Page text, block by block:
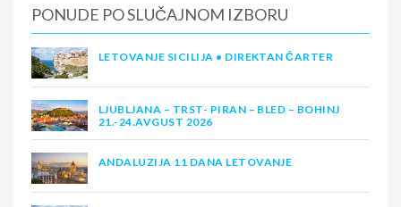
PONUDE PO SLUČAJNOM IZBORU
LETOVANJE SICILIJA • DIREKTAN ČARTER
LJUBLJANA – TRST- PIRAN – BLED – BOHINJ
21.-24.AVGUST 2026
ANDALUZIJA 11 DANA LETOVANJE